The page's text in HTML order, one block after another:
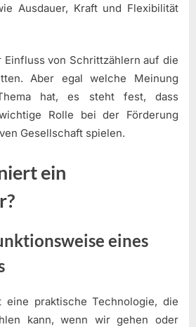
Ausdauer, Kraft und Flexibilität
Einfluss von Schrittzählern auf die
Aber egal welche Meinung
hat, es steht fest, dass
Rolle bei der Förderung
Gesellschaft spielen.
ein
eines
eine praktische Technologie, die
kann, wenn wir gehen oder